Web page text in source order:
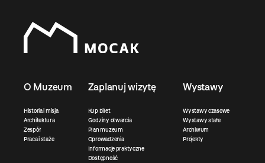
O Muzeum
Historia i misja
Architektura
Zespół
Praca i staże
Zaplanuj wizytę
Kup bilet
Godziny otwarcia
Plan muzeum
Oprowadzenia
Informacje praktyczne
Dostępność
Wystawy
Wystawy czasowe
Wystawy stałe
Archiwum
Projekty